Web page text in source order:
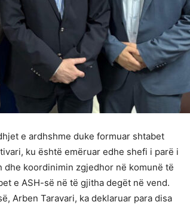
e ardhshme duke formuar shtabet
ku është emëruar edhe shefi i parë i
dhe koordinimin zgjedhor në komunë të
e ASH-së në të gjitha degët në vend.
Arben Taravari, ka deklaruar para disa